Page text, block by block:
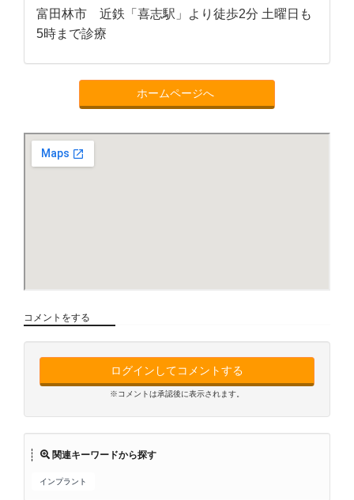
富田林市 近鉄「喜志駅」より徒歩2分 土曜日も
5時まで診療
ホームページへ
コメントをする
ログインしてコメントする
※コメントは承認後に表示されます。
関連キーワードから探す
インプラント